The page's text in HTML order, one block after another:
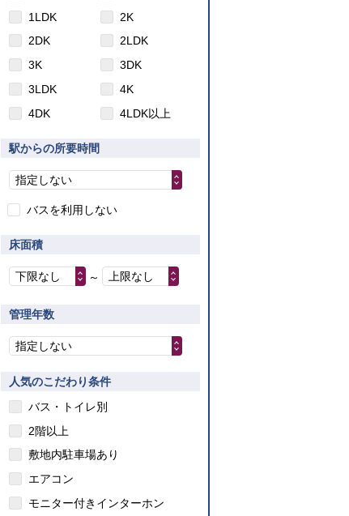
1LDK
2K
2DK
2LDK
3K
3DK
3LDK
4K
4DK
4LDK以上
駅からの所要時間
指定しない
バスを利用しない
床面積
下限なし ～ 上限なし
管理年数
指定しない
人気のこだわり条件
バス・トイレ別
2階以上
敷地内駐車場あり
エアコン
モニター付きインターホン